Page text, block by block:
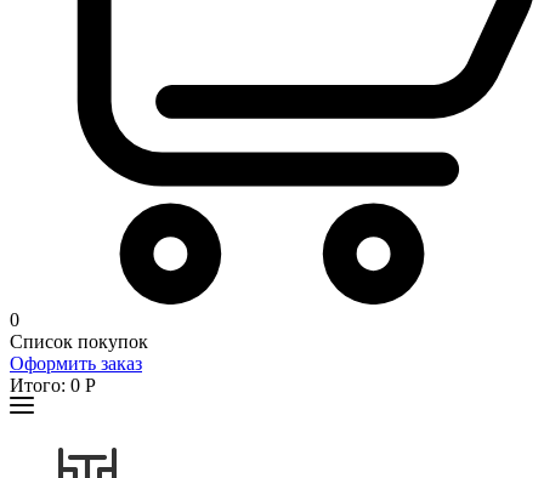
0
Список покупок
Оформить заказ
Итого: 0 Р